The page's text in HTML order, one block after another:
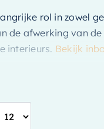
rol in zowel
afwerking van
interieurs. Bekijk